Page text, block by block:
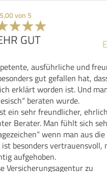
5,00 von 5
GUT
ausführliche und
gut gefallen hat,
erklärt worden ist. Und
beraten wurde.
ein sehr freundlicher,
Berater. Man fühlt sich
wenn man aus
ist besonders vertrauensvoll,
aufgehoben.
Versicherungsagentur zu